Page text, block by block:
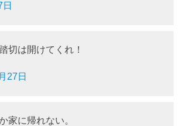
切は開けてくれ！
27日
家に帰れない。